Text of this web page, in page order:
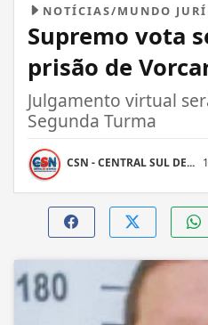
NOTÍCIAS/MUNDO
Supremo vota
prisão de
Julgamento virtual
Segunda Turma
CSN - CENTRAL SUL DE...